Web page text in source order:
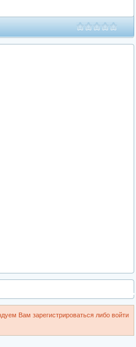
Вам зарегистрироваться либо войти